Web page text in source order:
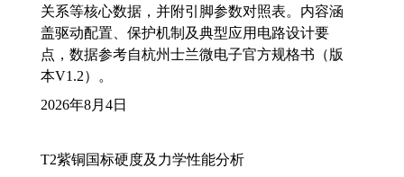
关系等核心数据，并附引脚参数对照表。内容涵
盖驱动配置、保护机制及典型应用电路设计要
点，数据参考自杭州士兰微电子官方规格书（版
本V1.2）。
2026年8月4日
T2紫铜国标硬度及力学性能分析